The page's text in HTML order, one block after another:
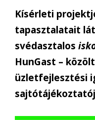
Kísérleti
tapasztalatait
svédasztalos
HunGast –
üzletfejlesztési